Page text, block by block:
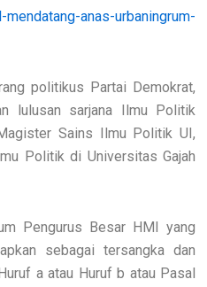
anas-urbaningrum-
politikus Partai Demokrat,
lulusan sarjana Ilmu Politik
Sains Ilmu Politik UI,
Politik di Universitas Gajah
Pengurus Besar HMI yang
sebagai tersangka dan
a atau Huruf b atau Pasal